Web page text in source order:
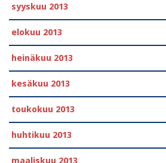
syyskuu 2013
elokuu 2013
heinäkuu 2013
kesäkuu 2013
toukokuu 2013
huhtikuu 2013
maaliskuu 2013